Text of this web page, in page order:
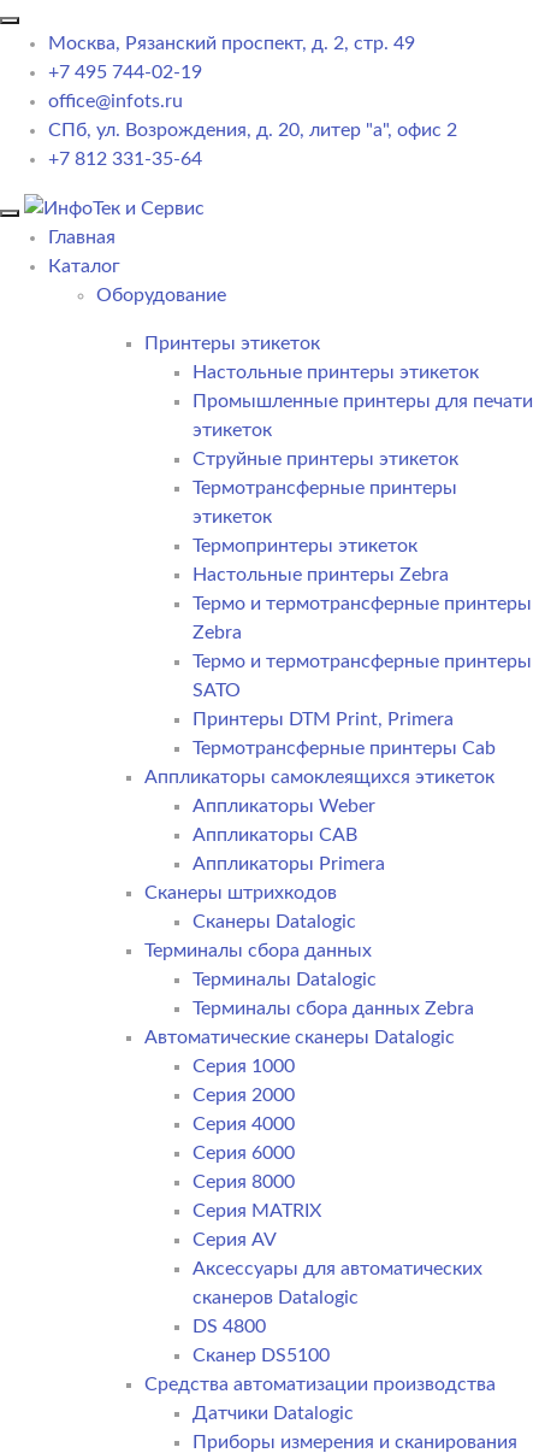
Москва, Рязанский проспект, д. 2, стр. 49
+7 495 744-02-19
office@infots.ru
СПб, ул. Возрождения, д. 20, литер "a", офис 2
+7 812 331-35-64
Главная
Каталог
Оборудование
Принтеры этикеток
Настольные принтеры этикеток
Промышленные принтеры для печати
этикеток
Струйные принтеры этикеток
Термотрансферные принтеры
этикеток
Термопринтеры этикеток
Настольные принтеры Zebra
Термо и термотрансферные принтеры
Zebra
Термо и термотрансферные принтеры
SATO
Принтеры DTM Print, Primera
Термотрансферные принтеры Cab
Аппликаторы самоклеящихся этикеток
Аппликаторы Weber
Аппликаторы CAB
Аппликаторы Primera
Сканеры штрихкодов
Сканеры Datalogic
Терминалы сбора данных
Терминалы Datalogic
Терминалы сбора данных Zebra
Автоматические сканеры Datalogic
Серия 1000
Серия 2000
Серия 4000
Серия 6000
Серия 8000
Серия MATRIX
Серия AV
Аксессуары для автоматических
сканеров Datalogic
DS 4800
Сканер DS5100
Средства автоматизации производства
Датчики Datalogic
Приборы измерения и сканирования